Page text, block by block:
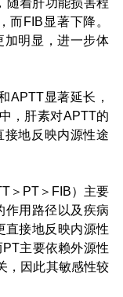
随着肝功能损害程
而FIB显著下降。
加明显，进一步体
APTT显著延长，
，肝素对APTT的
地反映内源性途
＞PT＞FIB）主要
作用路径以及疾病
直接地反映内源性
主要依赖外源性
，因此其敏感性较